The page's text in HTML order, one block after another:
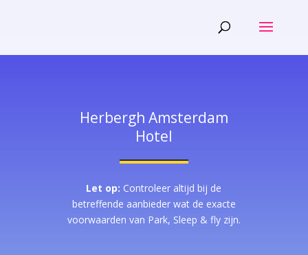
Herbergh Amsterdam
Hotel
Let op: Controleer altijd bij de
betreffende aanbieder wat de exacte
voorwaarden van Park, Sleep & fly zijn.